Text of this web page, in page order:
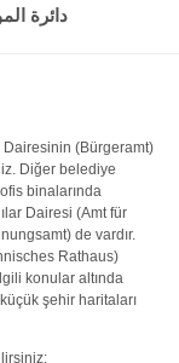
دائرة
Dairesinin (Bürgeramt)
Diğer belediye
binalarında
Dairesi (Amt für
de vardır.
Rathaus)
konular altında
şehir haritaları